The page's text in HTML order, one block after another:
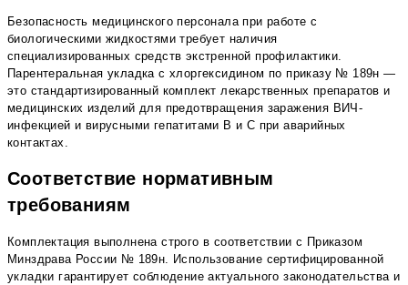
Безопасность медицинского персонала при работе с
биологическими жидкостями требует наличия
специализированных средств экстренной профилактики.
Парентеральная укладка с хлоргексидином по приказу № 189н —
это стандартизированный комплект лекарственных препаратов и
медицинских изделий для предотвращения заражения ВИЧ-
инфекцией и вирусными гепатитами В и С при аварийных
контактах.
Соответствие нормативным
требованиям
Комплектация выполнена строго в соответствии с Приказом
Минздрава России № 189н. Использование сертифицированной
укладки гарантирует соблюдение актуального законодательства и